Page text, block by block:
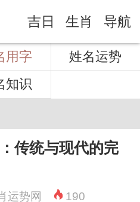
吉日 生肖 导航
用字
姓名运势
知识
传统与现代的完
运势网 190